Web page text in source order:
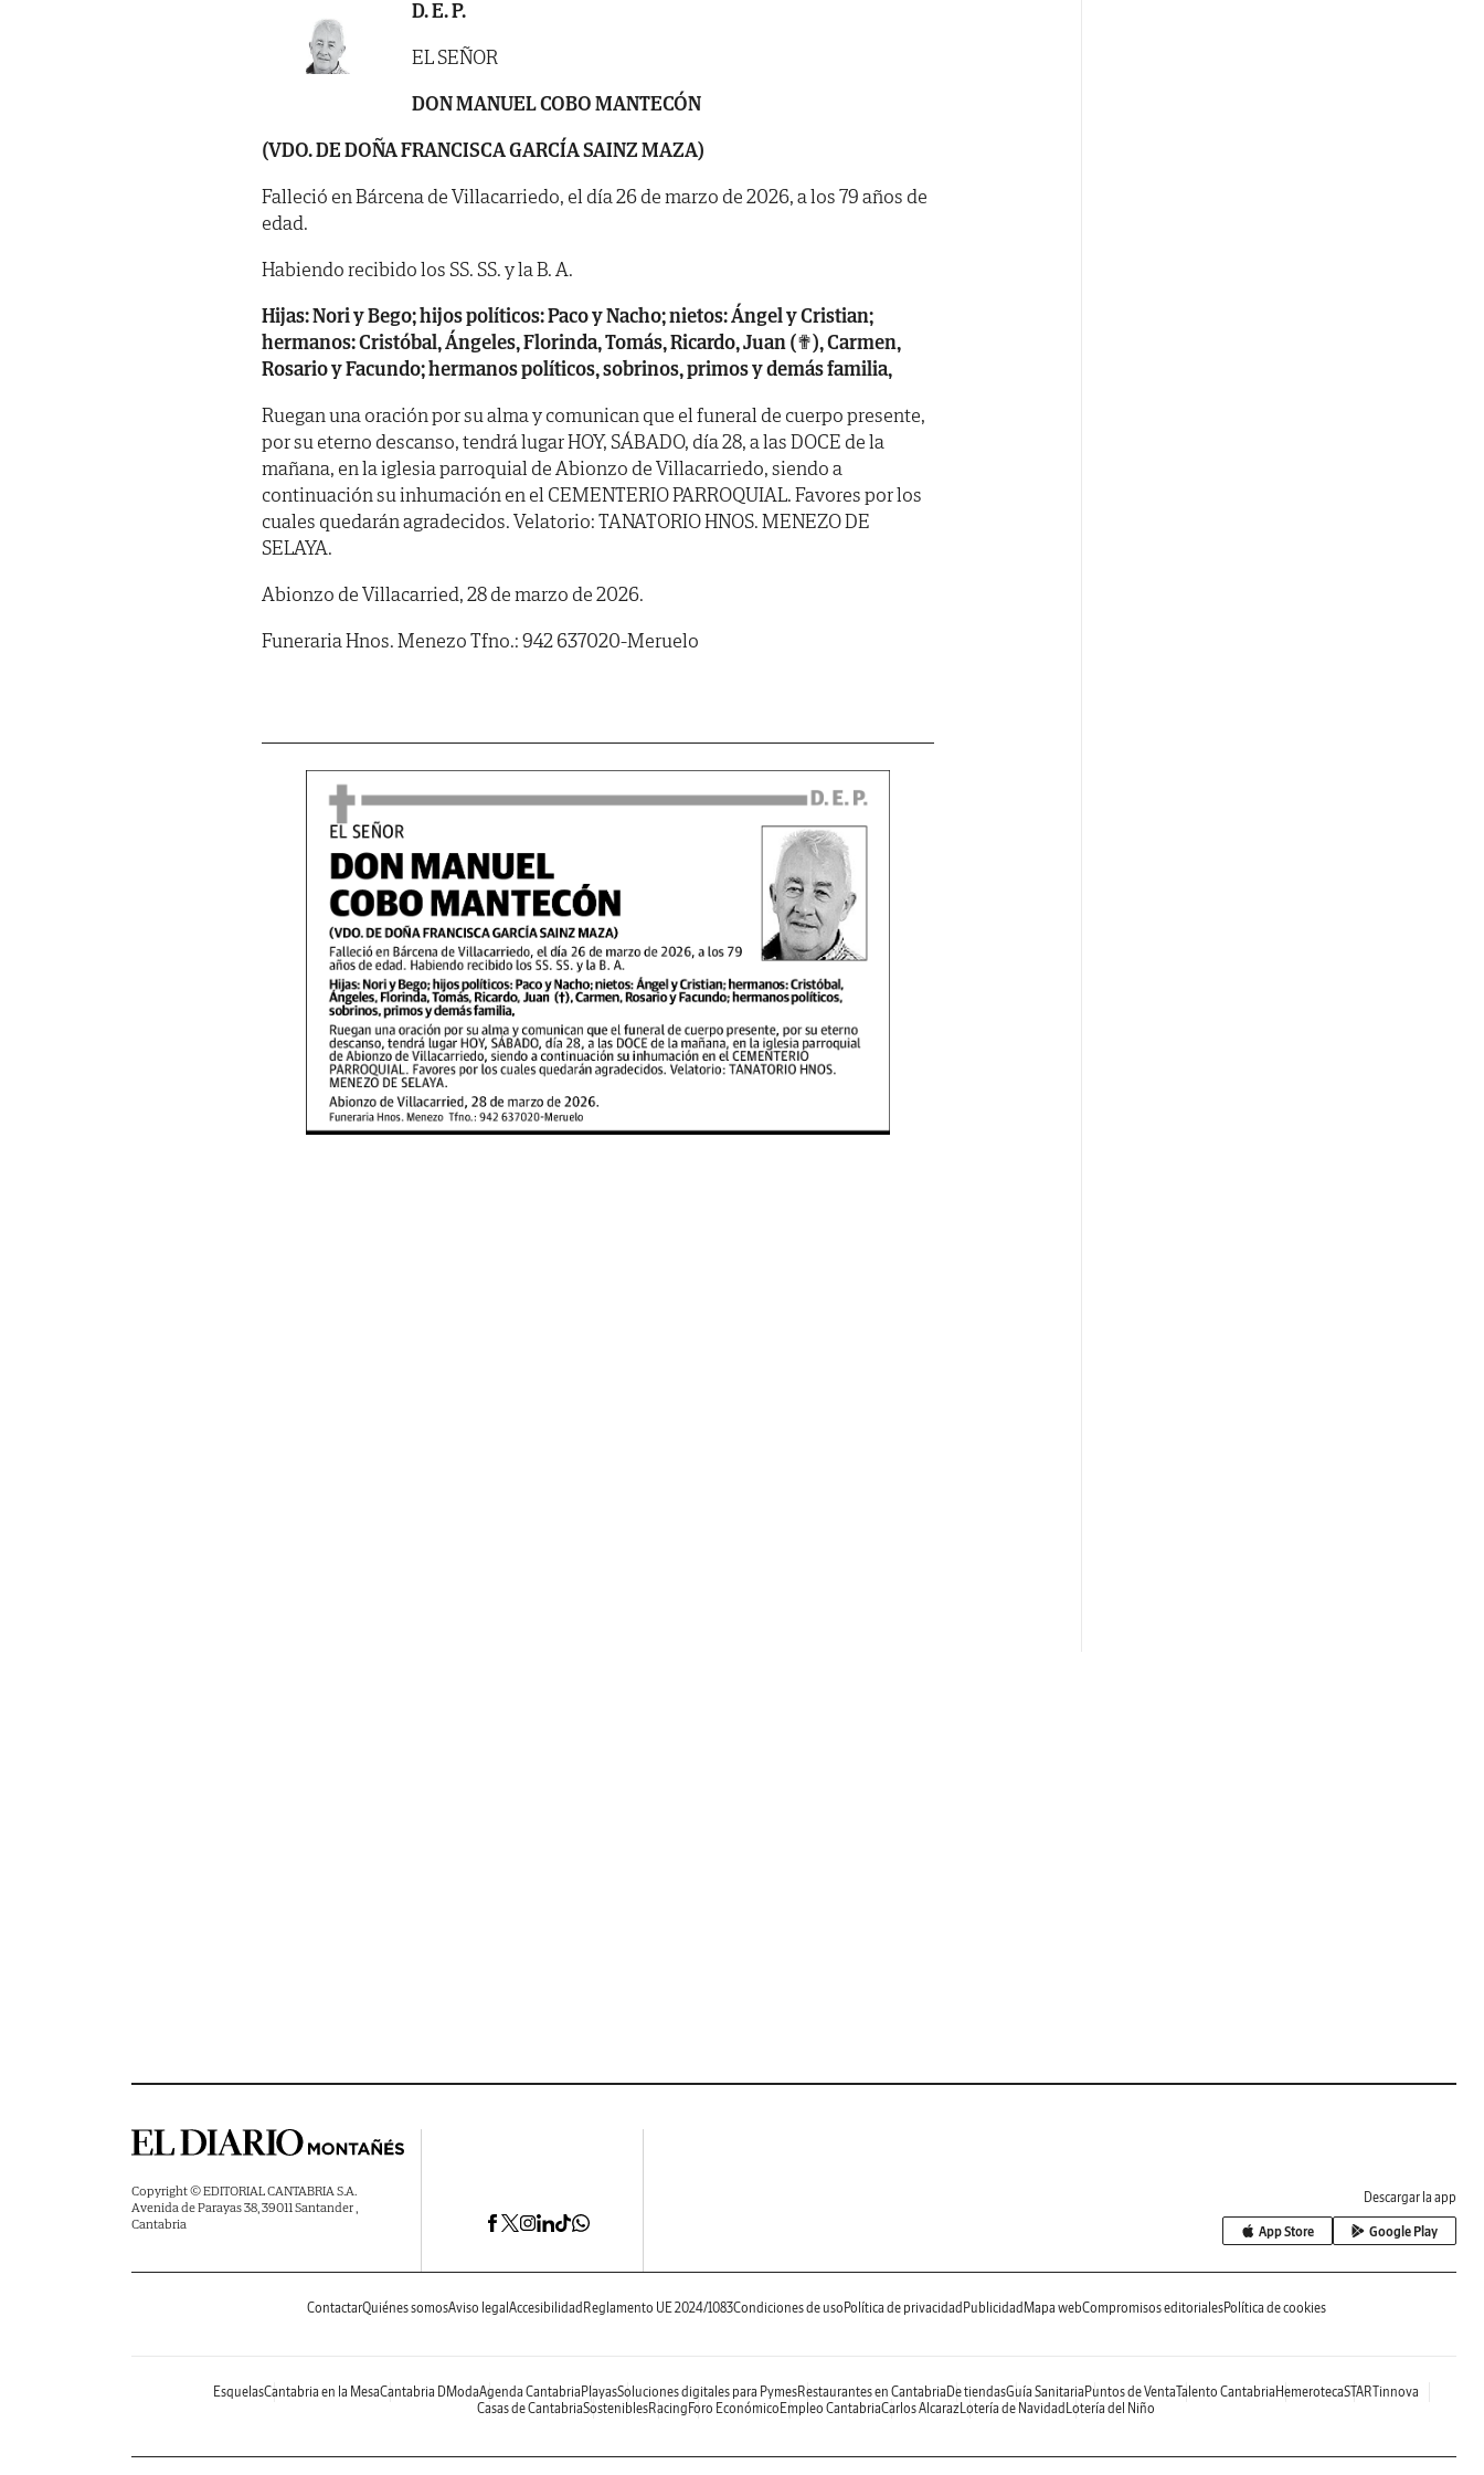
D. E. P.
EL SEÑOR
DON MANUELCOBO MANTECÓN
(VDO. DE DOÑA FRANCISCA GARCÍA SAINZ MAZA)
Falleció en Bárcena de Villacarriedo, el día 26 de marzo de 2026, a los 79 años de
edad.
Habiendo recibido los SS. SS. y la B. A.
Hijas: Nori y Bego; hijos políticos: Paco y Nacho; nietos: Ángel y Cristian;
hermanos: Cristóbal,Ángeles, Florinda, Tomás, Ricardo, Juan (✟), Carmen,
Rosario y Facundo; hermanos políticos,sobrinos, primos y demás familia,
Ruegan una oración por su alma y comunican que el funeral de cuerpo presente,
por su eterno descanso, tendrá lugar HOY, SÁBADO, día 28, a las DOCE de la
mañana, en la iglesia parroquial de Abionzo de Villacarriedo, siendo a
continuación su inhumación en el CEMENTERIO PARROQUIAL. Favores por los
cuales quedarán agradecidos. Velatorio: TANATORIO HNOS. MENEZO DE
SELAYA.
Abionzo de Villacarried, 28 de marzo de 2026.
Funeraria Hnos. Menezo Tfno.: 942 637020-Meruelo
Copyright © EDITORIAL CANTABRIA S.A.
Avenida de Parayas 38, 39011 Santander ,
Cantabria
Descargar la app
App Store Google Play
ContactarQuiénes somosAviso legal Accesibilidad Reglamento UE 2024/1083Condiciones de uso Política de privacidad Publicidad Mapa webCompromisos editorialesPolítica de cookies
EsquelasCantabria en la MesaCantabria DModaAgenda Cantabria PlayasSoluciones digitales para PymesRestaurantes en Cantabria De tiendasGuía Sanitaria Puntos de VentaTalento Cantabria HemerotecaSTARTinnova
Casas de CantabriaSosteniblesRacing Foro Económico Empleo CantabriaCarlos AlcarazLotería de Navidad Lotería del Niño